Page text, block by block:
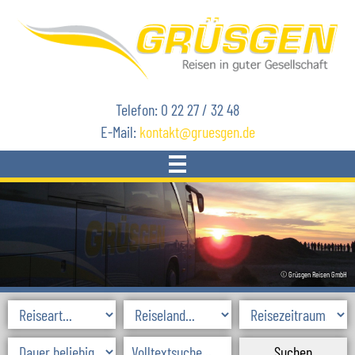
Telefon: 0 22 27 / 32 48
E-Mail: kontakt gruesgen.de
START
REISEN
AKTUELLES
SKIREISEN
© Grüsgen Reisen GmbH